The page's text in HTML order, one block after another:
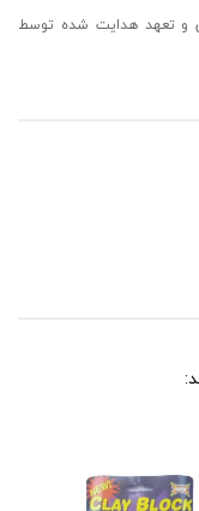
و تعهد هدایت شده توسط